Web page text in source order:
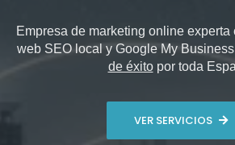
Empresa de marketing online
web SEO local y Google My
de éxitopor toda
VER SERVICIOS